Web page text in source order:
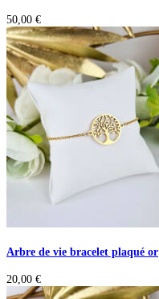
50,00 €
Arbre de vie bracelet plaqué or
20,00 €